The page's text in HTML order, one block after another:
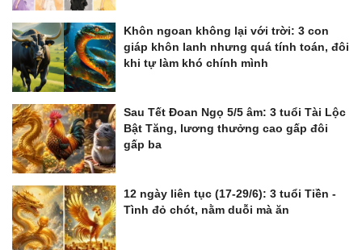
Khôn ngoan không lại với trời: 3 con
giáp khôn lanh nhưng quá tính toán, đôi
khi tự làm khó chính mình
Sau Tết Đoan Ngọ 5/5 âm: 3 tuổi Tài Lộc
Bật Tăng, lương thưởng cao gấp đôi
gấp ba
12 ngày liên tục (17-29/6): 3 tuổi Tiền -
Tình đỏ chót, nằm duỗi mà ăn